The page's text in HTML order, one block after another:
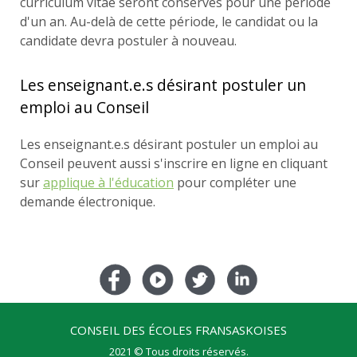
d'un an. Au-delà de cette période, le candidat ou la
candidate devra postuler à nouveau.
Les enseignant.e.s désirant postuler un
emploi au Conseil
Les enseignant.e.s désirant postuler un emploi au
Conseil peuvent aussi s'inscrire en ligne en cliquant
surapplique à l'éducation pour compléter une
demande électronique.
CONSEIL DES ÉCOLES FRANSASKOISES
2021 © Tous droits réservés.